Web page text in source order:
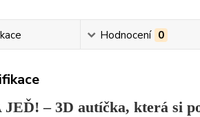
Hodnocení 0
– 3D autíčka, která si